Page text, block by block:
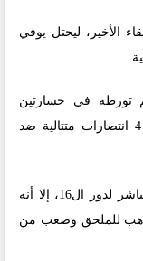
الأخير، ليحتل يوفي
تورطه في خسارتين
متتاليتين ضد ليفربول وليفركوزن، عاد ليحقق 4 انتصارات متتالية ضد
وكانت الأمور بيد ميلان لحجز بطاقة التأهل المباشر لدور ال16، إلا أنه
للملحق وصعب من